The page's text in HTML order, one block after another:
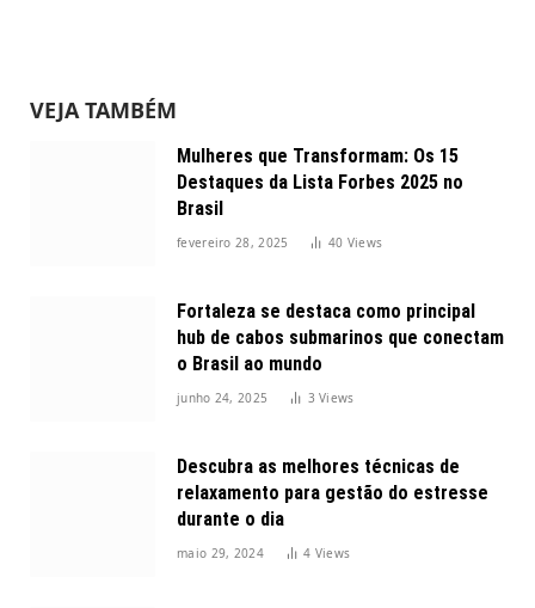
VEJA TAMBÉM
Mulheres que Transformam: Os 15
Destaques da Lista Forbes 2025 no
Brasil
fevereiro 28, 2025 40 Views
Fortaleza se destaca como principal
hub de cabos submarinos que conectam
o Brasil ao mundo
junho 24, 2025 3Views
Descubra as melhores técnicas de
relaxamento para gestão do estresse
durante o dia
maio 29, 2024 4 Views